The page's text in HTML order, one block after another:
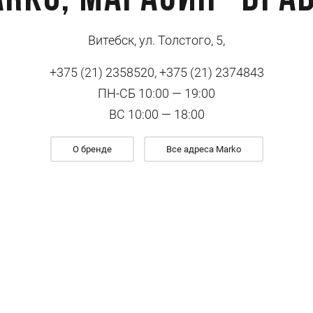
Витебск, ул. Толстого, 5,
+375 (21) 2358520, +375 (21) 2374843
ПН-СБ 10:00 — 19:00
ВС 10:00 — 18:00
О бренде Все адреса Marko